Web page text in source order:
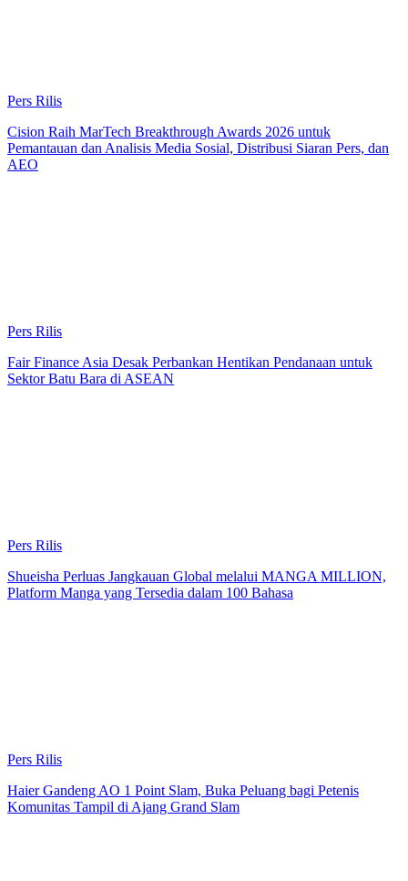
Pers Rilis
Cision Raih MarTech Breakthrough Awards 2026 untuk
Pemantauan dan Analisis Media Sosial, Distribusi Siaran Pers, dan
AEO
Pers Rilis
Fair Finance Asia Desak Perbankan Hentikan Pendanaan untuk
Sektor Batu Bara di ASEAN
Pers Rilis
Shueisha Perluas Jangkauan Global melalui MANGA MILLION,
Platform Manga yang Tersedia dalam 100 Bahasa
Pers Rilis
Haier Gandeng AO 1 Point Slam, Buka Peluang bagi Petenis
Komunitas Tampil di Ajang Grand Slam